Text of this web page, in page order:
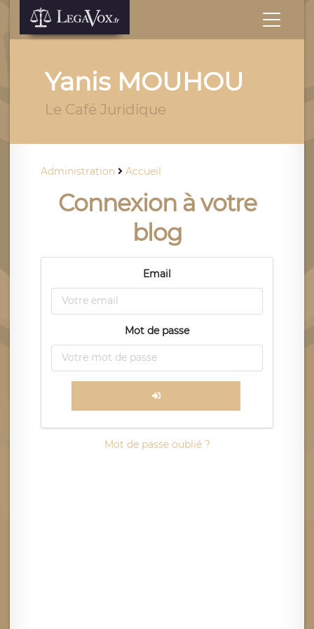
Yanis MOUHOU
Le Café Juridique
Administration Accueil
Connexion à votre
blog
Email
Mot de passe
Mot de passe oublié ?